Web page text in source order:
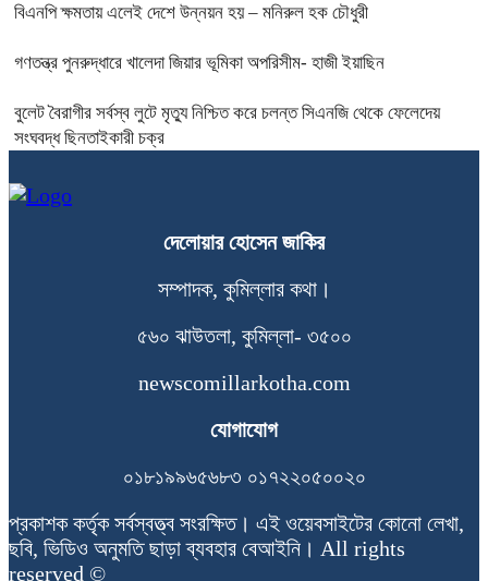
বিএনপি ক্ষমতায় এলেই দেশে উন্নয়ন হয় – মনিরুল হক চৌধুরী
গণতন্ত্র পুনরুদ্ধারে খালেদা জিয়ার ভূমিকা অপরিসীম- হাজী ইয়াছিন
বুলেট বৈরাগীর সর্বস্ব লুটে মৃত্যু নিশ্চিত করে চলন্ত সিএনজি থেকে ফেলেদেয়
সংঘবদ্ধ ছিনতাইকারী চক্র
দেলোয়ার হোসেন জাকির
সম্পাদক, কুমিল্লার কথা।
৫৬০ ঝাউতলা, কুমিল্লা- ৩৫০০
newscomillarkotha.com
যোগাযোগ
০১৮১৯৯৬৫৬৮৩ ০১৭২২০৫০০২০
প্রকাশক কর্তৃক সর্বস্বত্ত্ব সংরক্ষিত। এই ওয়েবসাইটের কোনো লেখা,
ছবি, ভিডিও অনুমতি ছাড়া ব্যবহার বেআইনি। All rights
reserved ©